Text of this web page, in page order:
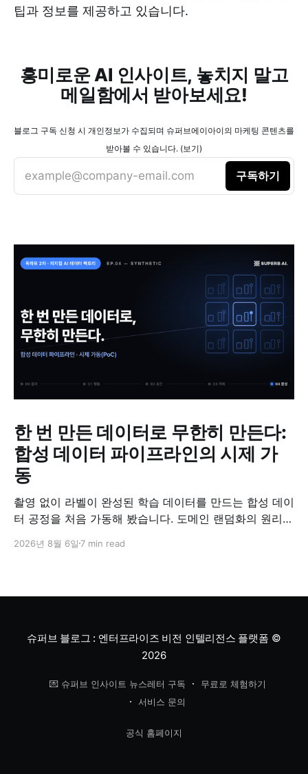
팁과 정보를 제공하고 있습니다.
흥미로운 AI 인사이트, 놓치지 말고
메일함에서 받아보세요!
블로그 구독 신청 시 개인정보가 수집되며 슈퍼브에이아이의 마케팅 콘텐츠를
받아볼 수 있습니다. (보기)
example@company-email.com 구독하기
한 번 만든 데이터로 무한히 만든다:
합성 데이터 파이프라인의 시제 가
동
촬영 없이 라벨이 완성된 학습 데이터를 만드는 합성 데이
터 공정을 처음 가동해 봤습니다. 도메인 랜덤화의 원리와
리했습니다.
2026년 8월 6일 7 min read
슈퍼브 블로그 : 엔터프라이즈 비전 인텔리전스 플랫폼 ©
2026
💌 슈퍼브 인사이트 뉴스레터 구독
무료로 체험하기
서비스 문의
공식 홈페이지